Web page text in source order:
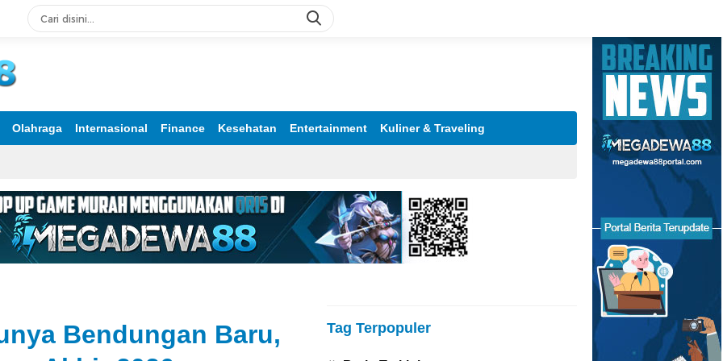
Terpercaya
Olahraga Internasional Finance Kesehatan Entertainment Kuliner & Traveling
Bendungan Baru,
Tag Terpopuler